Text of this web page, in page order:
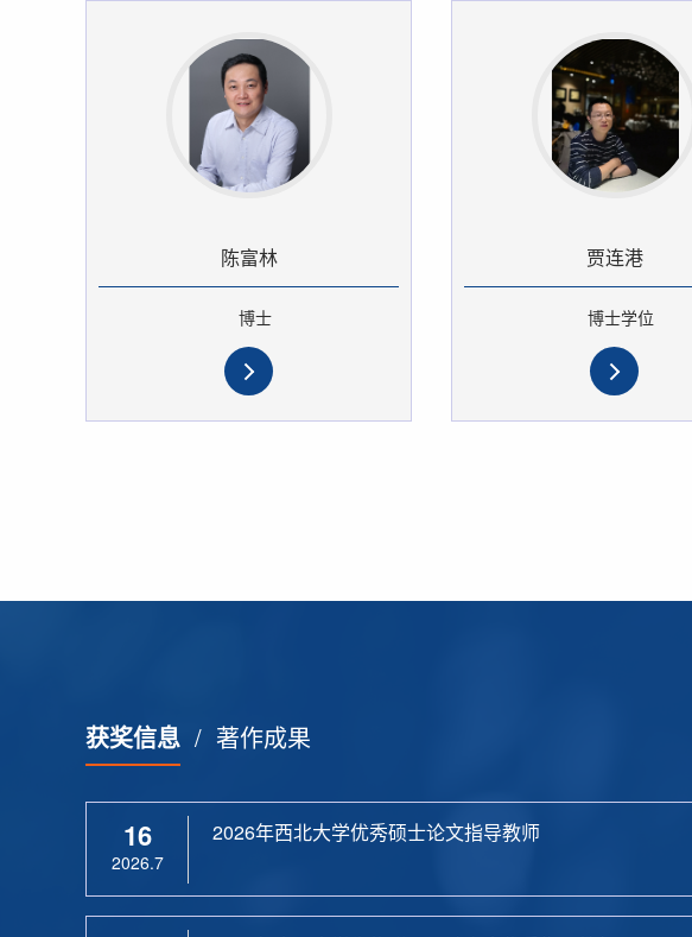
陈富林
博士
贾连港
博士学位
获奖信息 / 著作成果
16
2026.7
2026年西北大学优秀硕士论文指导教师